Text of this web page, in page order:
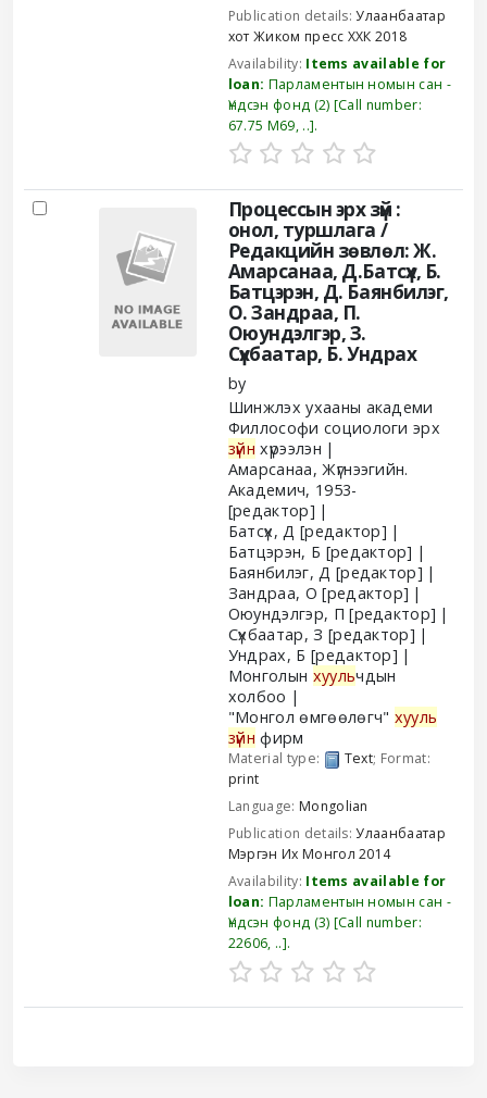
Publication details:Улаанбаатар
хот Жиком пресс ХХК 2018
Availability: Items available for
loan: Парламентын номын сан -
Үндсэн фонд (2) Call number:
67.75 М69, .. .
Процессын эрх зүй :
онол, туршлага /
Редакцийн зөвлөл: Ж.
Амарсанаа, Д.Батсүх, Б.
Батцэрэн, Д. Баянбилэг,
О. Зандраа, П.
Оюундэлгэр, З.
Сүхбаатар, Б. Ундрах
by
Шинжлэх ухааны академи
Филлософи социологи эрх
зүйн хүрээлэн
Амарсанаа, Жүгнээгийн.
Академич, 1953-
[редактор]
Батсүх, Д [редактор]
Батцэрэн, Б [редактор]
Баянбилэг, Д [редактор]
Зандраа, О [редактор]
Оюундэлгэр, П [редактор]
Сүхбаатар, З [редактор]
Ундрах, Б [редактор]
Монголын хуульчдын
холбоо
"Монгол өмгөөлөгч" хууль
зүйн фирм
Material type: Text; Format:
print
Language: Mongolian
Publication details:Улаанбаатар
Мэргэн Их Монгол 2014
Availability: Items available for
loan: Парламентын номын сан -
Үндсэн фонд (3) Call number:
22606, .. .